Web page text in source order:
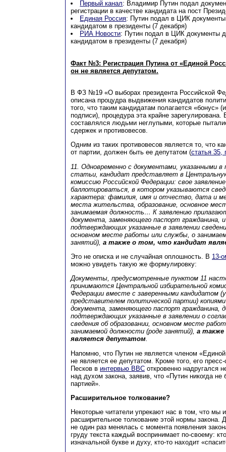
Первый канал: Владимир Путин подал
регистрации в качестве кандидата на пост
Единая Россия: Путин подал в ЦИК документы
кандидатом в президенты (7 декабря)
РИА Новости: Путин подал в ЦИК документы
кандидатом в президенты (7 декабря)
Факт №3: Регистрация Путина от «Единой
он не является депутатом.
В ФЗ №19 «О выборах президента Российской
описана процудра выдвижения кандидатов
того, что таким кандидатам полагается «бонус»
подписи), процедура эта крайне зарегулирована.
составлялся людьми неглупыми, которые
сдержек и противовесов.
Одним из таких противовесов является то, что
от партии, должен быть ее депутатом (статья 35,
11. Одновременно с документами, указанными
статьи, кандидат представляет в
комиссию Российской Федерации: свое
баллотироваться, в котором указываются
характера: фамилия, имя и отчество, дата и
места жительства, образование, основное
занимаемая должность… К заявлению
документа, заменяющего паспорт гражданина,
подтверждающих указанные в заявлении
основном месте работы или службы, о
занятий), а также о том, что кандидат
Это не описка и не случайная оплошность. В 13-
можно увидеть такую же формулировку:
Документы, предусмотренные пунктом 11
принимаются Центральной избирательной
Федерации вместе с заверенными кандидатом
представителем политической партии)
документа, заменяющего паспорт гражданина,
подтверждающих указанные в заявлении о
сведения об образовании, основном месте
занимаемой должности (роде занятий), а
является депутатом.
Напомню, что Путин не является членом
не является ее депутатом. Кроме того, его
Песков в интервью BBC откровенно надругался
над духом закона, заявив, что «Путин никогда
партией».
Расширительное толкование?
Некоторые читатели упрекают нас в том, что мы
расширительное толкование этой нормы закона.
не один раз менялась с момента появления
груду текста каждый воспринимает по-своему:
изначальной букве и духу, кто-то находит